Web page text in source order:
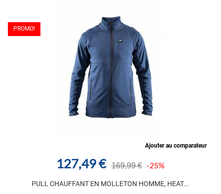
PROMO!
Ajouter au comparateur
127,49 € 169,99 € -25%
PULL CHAUFFANT EN MOLLETON HOMME, HEAT...